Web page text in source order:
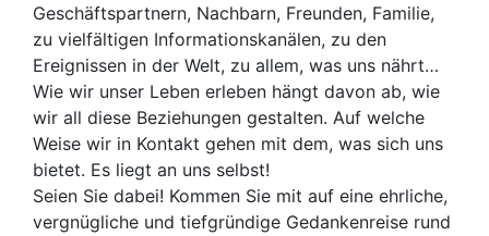
Geschäftspartnern, Nachbarn, Freunden, Familie,
zu vielfältigen Informationskanälen, zu den
Ereignissen in der Welt, zu allem, was uns nährt…
Wie wir unser Leben erleben hängt davon ab, wie
wir all diese Beziehungen gestalten. Auf welche
Weise wir in Kontakt gehen mit dem, was sich uns
bietet. Es liegt an uns selbst!
Seien Sie dabei! Kommen Sie mit auf eine ehrliche,
vergnügliche und tiefgründige Gedankenreise rund